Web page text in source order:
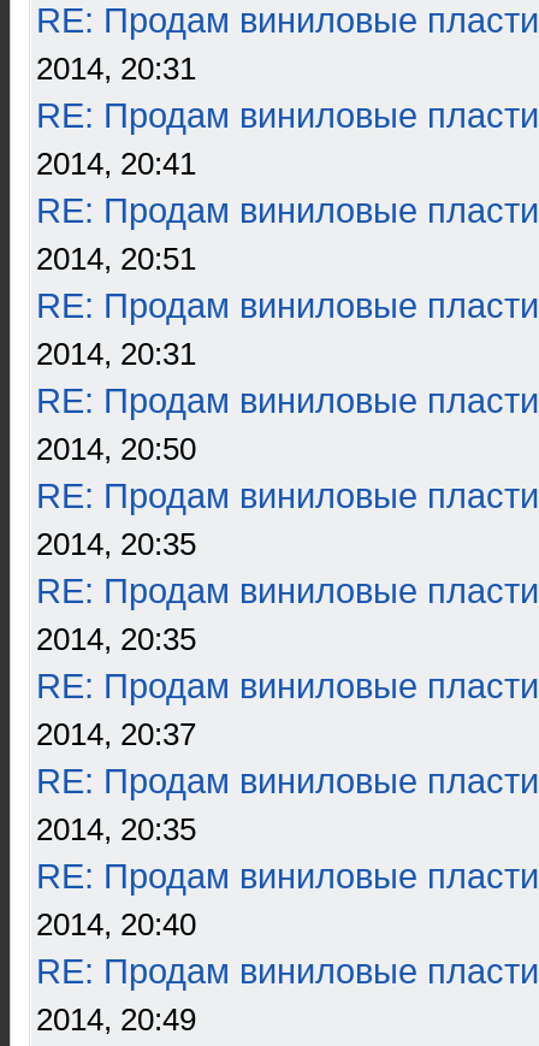
RE: Продам виниловые
2014, 20:31
RE: Продам виниловые
2014, 20:41
RE: Продам виниловые
2014, 20:51
RE: Продам виниловые
2014, 20:31
RE: Продам виниловые
2014, 20:50
RE: Продам виниловые
2014, 20:35
RE: Продам виниловые
2014, 20:35
RE: Продам виниловые
2014, 20:37
RE: Продам виниловые
2014, 20:35
RE: Продам виниловые
2014, 20:40
RE: Продам виниловые
2014, 20:49